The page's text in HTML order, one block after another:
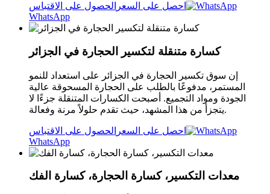
احصل على السعر الحصول على الاقتباس
WhatsApp
كسارة متنقلة لتكسير الحجارة في الجزائر
إن سوق تكسير الحجارة في الجزائر على استعداد للنمو
المستمر، مدفوعًا بالطلب على الحجارة المسحوقة عالية
الجودة ومواد التجميع. أصبحت الكسارات المتنقلة جزءًا لا
يتجزأ من هذا المشهد، حيث تقدم حلولاً مرنة وفعالة.
احصل على السعر الحصول على الاقتباس
WhatsApp
معدات التكسير، كسارة الحجارة، كسارة الفك